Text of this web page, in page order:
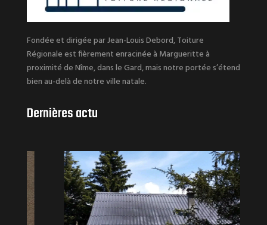
Fondée et dirigée par Jean-Louis Debord, Toiture
Régionale est fièrement enracinée à Margueritte à
proximité de Nîme, dans le Gard, mais notre portée s’étend
bien au-delà de notre ville natale.
Dernières actu